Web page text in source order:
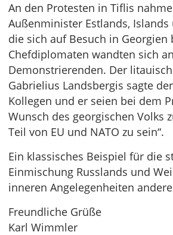
An den Protesten in Tiflis
Außenminister Estlands,
die sich auf Besuch in Georgien
Chefdiplomaten wandten sich
Demonstrierenden. Der
Gabrielius Landsbergis sagte
Kollegen und er seien bei dem
Wunsch des georgischen Volks
Teil von EU und NATO zu sein“.
Ein klassisches Beispiel für die
Einmischung Russlands und
inneren Angelegenheiten
Freundliche Grüße
Karl Wimmler